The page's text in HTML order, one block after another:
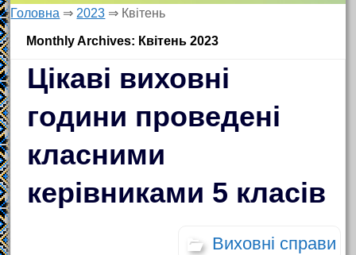
Головна ⇒ 2023 ⇒ Квітень
Monthly Archives: Квітень 2023
Цікаві виховні
години проведені
класними
керівниками 5 класів
Виховні справи